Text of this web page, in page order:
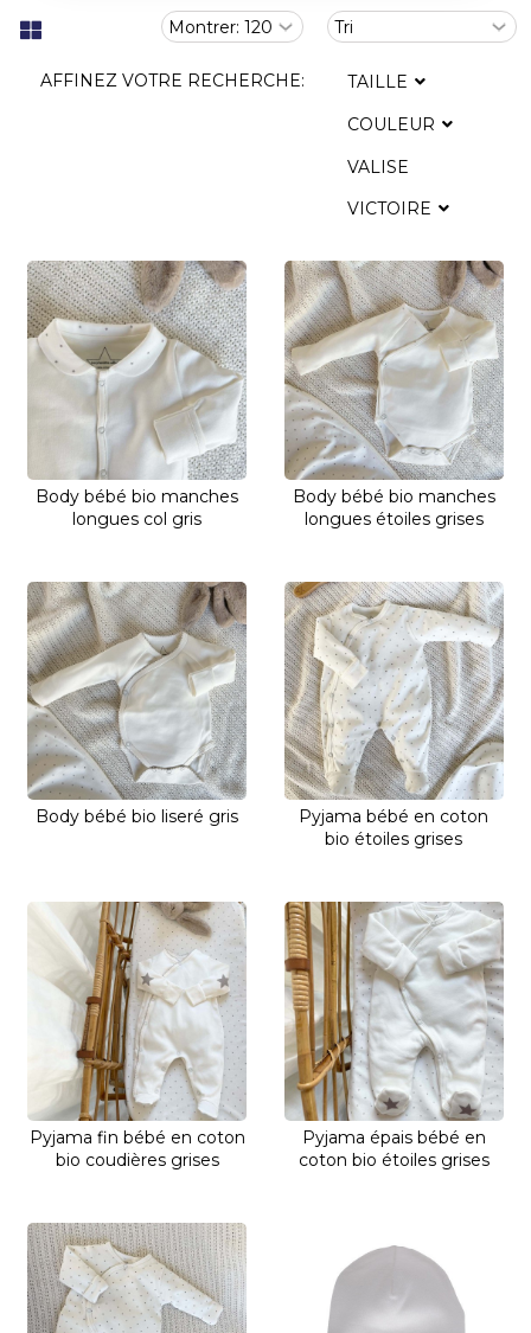
AFFINEZ VOTRE RECHERCHE:
TAILLE
COULEUR
VALISE
VICTOIRE
Body bébé bio manches
longues col gris
Body bébé bio manches
longues étoiles grises
Body bébé bio liseré gris
Pyjama bébé en coton
bio étoiles grises
Pyjama fin bébé en coton
bio coudières grises
Pyjama épais bébé en
coton bio étoiles grises